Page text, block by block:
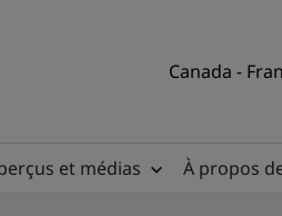
Canada -
et médias
À propos